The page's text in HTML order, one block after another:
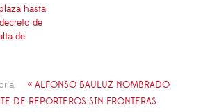
hasta
de
de
« ALFONSO BAULUZ NOMBRADO
DE REPORTEROS SIN FRONTERAS